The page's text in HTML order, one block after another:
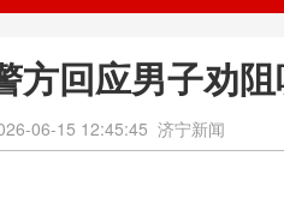
方回应男子劝
06-15 12:45:45 济宁新闻